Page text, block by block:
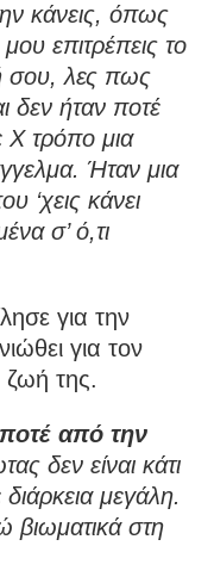
κάνεις, όπως
επιτρέπεις το
σου, λες πως
δεν ήταν ποτέ
τρόπο μια
Ήταν μια
‘χεις κάνει
σ’ ό,τι
για την
για τον
της.
από την
δεν είναι κάτι
μεγάλη.
βιωματικά στη